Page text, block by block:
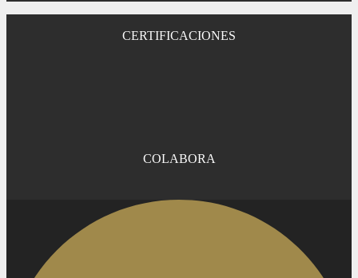
CERTIFICACIONES
COLABORA